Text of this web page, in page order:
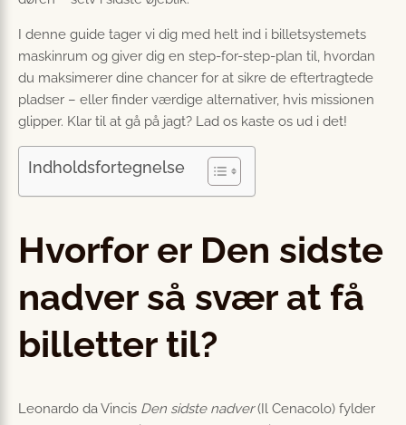
I denne guide tager vi dig med helt ind i billetsystemets
maskinrum og giver dig en step-for-step-plan til, hvordan
du maksimerer dine chancer for at sikre de eftertragtede
pladser – eller finder værdige alternativer, hvis missionen
glipper. Klar til at gå på jagt? Lad os kaste os ud i det!
Indholdsfortegnelse
Hvorfor er Den sidste
nadver så svær at få
billetter til?
Leonardo da Vincis Den sidste nadver(Il Cenacolo) fylder